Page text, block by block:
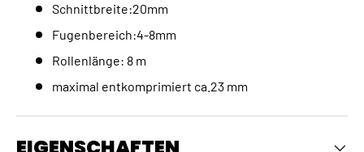
Schnittbreite:20mm
Fugenbereich:4-8mm
Rollenlänge: 8 m
maximal entkomprimiert ca.23 mm